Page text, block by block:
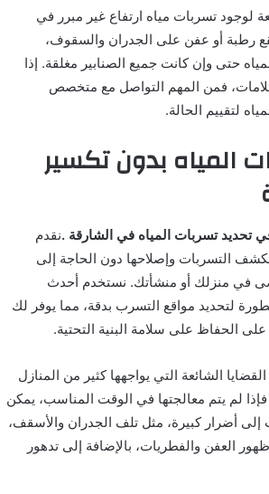
لوجود تسربات مياه ارتفاع غير مبرر في
رطبة أو عفن على الجدران والسقوف،
حتى وإن كانت جميع الصنابير مغلقة. إذا
فمن المهم التواصل مع متخصص
لتقييم الحالة.
المياه بدون تكسير
تسربات المياه في الشارقة .نقدم
التسربات وإصلاحها دون الحاجة إلى
في منزلك أو منشأتك. نستخدم أحدث
لتحديد مواقع التسرب بدقة، مما يوفر لك
الحفاظ على سلامة البنية التحتية.
الشائعة التي يواجهها كثير من المنازل
لم يتم معالجتها في الوقت المناسب، يمكن
إلى أضرار كبيرة، مثل تلف الجدران والأسقف،
العفن والفطريات، بالإضافة إلى تدهور